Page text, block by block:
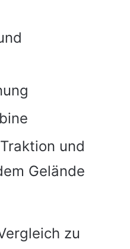
und
Gelände
zu